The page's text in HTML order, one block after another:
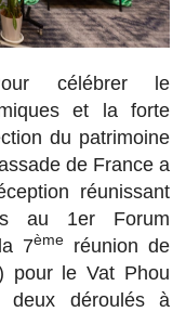
célébrer le
et la forte
du patrimoine
de France a
réunissant
au 1er Forum
7ème
réunion de
pour le Vat Phou
deux déroulés à